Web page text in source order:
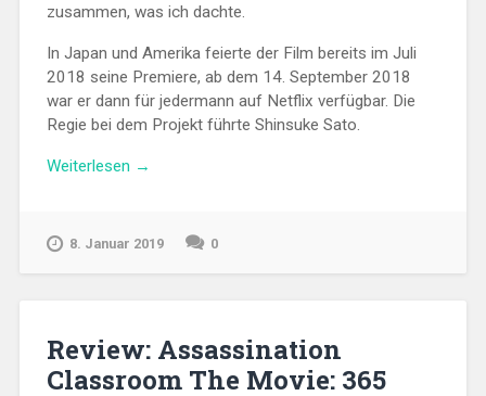
zusammen, was ich dachte.
In Japan und Amerika feierte der Film bereits im Juli
2018 seine Premiere, ab dem 14. September 2018
war er dann für jedermann auf Netflix verfügbar. Die
Regie bei dem Projekt führte Shinsuke Sato.
Weiterlesen „Review:
Action
→
8. Januar 2019 0
Review: Assassination
Classroom The Movie: 365